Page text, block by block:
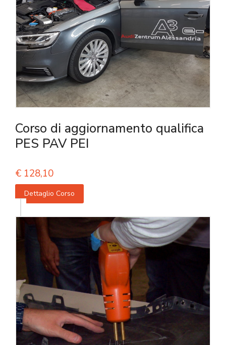
Corso di aggiornamento qualifica
PES PAV PEI
€ 128,10
Dettaglio Corso